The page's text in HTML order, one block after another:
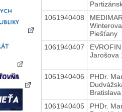
1061940408
Piešťany
1061940407
Jarošova
1061940406
PHDr.
Bratislava
1061940405
PHDr.